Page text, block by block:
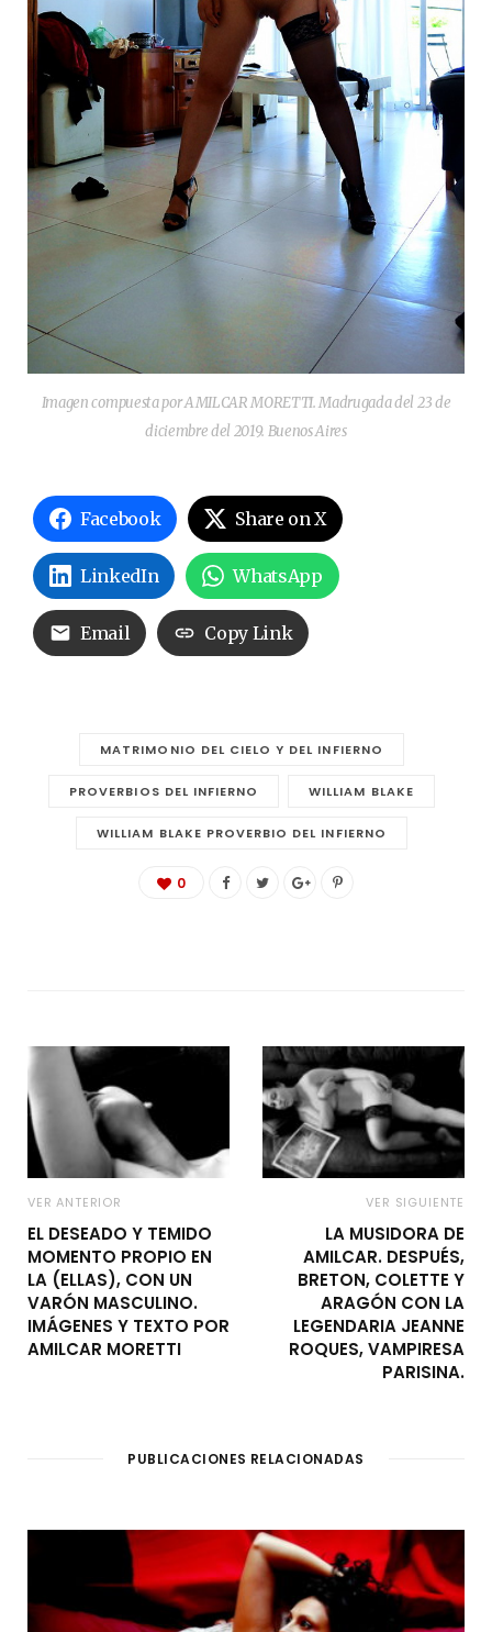
Imagen compuesta por AMILCAR MORETTI. Madrugada del 23 de
diciembre del 2019. Buenos Aires
Facebook Share on X
LinkedIn WhatsApp
Email Copy Link
MATRIMONIO DEL CIELO Y DEL INFIERNO
PROVERBIOS DEL INFIERNO WILLIAM BLAKE
WILLIAM BLAKE PROVERBIO DEL INFIERNO
0
VER ANTERIOR
EL DESEADO Y TEMIDO
MOMENTO PROPIO EN
LA (ELLAS), CON UN
VARÓN MASCULINO.
IMÁGENES Y TEXTO POR
AMILCAR MORETTI
VER SIGUIENTE
LA MUSIDORA DE
AMILCAR. DESPUÉS,
BRETON, COLETTE Y
ARAGÓN CON LA
LEGENDARIA JEANNE
ROQUES, VAMPIRESA
PARISINA.
PUBLICACIONES RELACIONADAS